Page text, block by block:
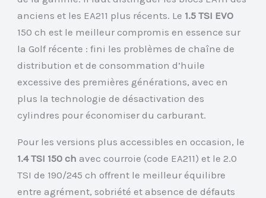
anciens et les EA211 plus récents. Le 1.5 TSI EVO
150 ch est le meilleur compromis en essence sur
la Golf récente : fini les problèmes de chaîne de
distribution et de consommation d’huile
excessive des premières générations, avec en
plus la technologie de désactivation des
cylindres pour économiser du carburant.
Pour les versions plus accessibles en occasion, le
1.4 TSI 150 ch avec courroie (code EA211) et le 2.0
TSI de 190/245 ch offrent le meilleur équilibre
entre agrément, sobriété et absence de défauts